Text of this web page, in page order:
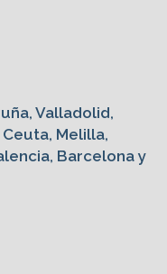
Valladolid,
Melilla,
Barcelona y